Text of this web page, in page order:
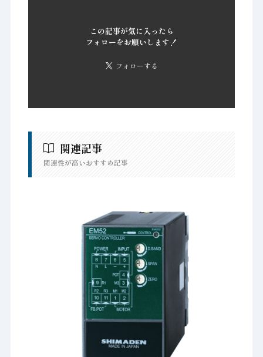
この記事が気に入ったら
フォローをお願いします！
フォローする
関連記事
関連性が高いおすすめ記事